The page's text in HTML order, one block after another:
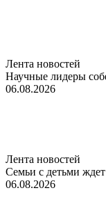
Лента новостей
Научные лидеры
06.08.2026
Лента новостей
Семьи с детьми
06.08.2026